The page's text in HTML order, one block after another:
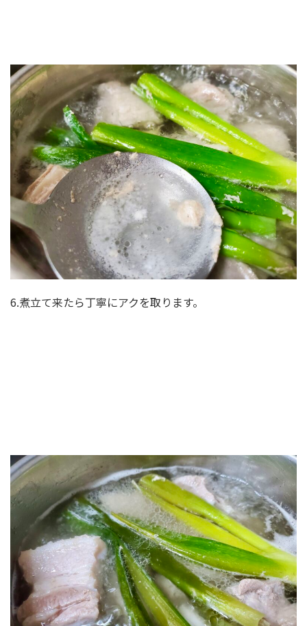
6.煮立て来たら丁寧にアクを取ります。